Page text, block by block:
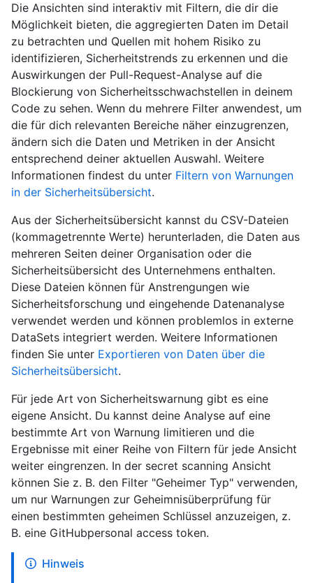
Die Ansichten sind interaktiv mit Filtern, die dir die
Möglichkeit bieten, die aggregierten Daten im Detail
zu betrachten und Quellen mit hohem Risiko zu
identifizieren, Sicherheitstrends zu erkennen und die
Auswirkungen der Pull-Request-Analyse auf die
Blockierung von Sicherheitsschwachstellen in deinem
Code zu sehen. Wenn du mehrere Filter anwendest, um
die für dich relevanten Bereiche näher einzugrenzen,
ändern sich die Daten und Metriken in der Ansicht
entsprechend deiner aktuellen Auswahl. Weitere
Informationen findest du unter Filtern von Warnungen
in der Sicherheitsübersicht.
Aus der Sicherheitsübersicht kannst du CSV-Dateien
(kommagetrennte Werte) herunterladen, die Daten aus
mehreren Seiten deiner Organisation oder die
Sicherheitsübersicht des Unternehmens enthalten.
Diese Dateien können für Anstrengungen wie
Sicherheitsforschung und eingehende Datenanalyse
verwendet werden und können problemlos in externe
DataSets integriert werden. Weitere Informationen
finden Sie unter Exportieren von Daten über die
Sicherheitsübersicht.
Für jede Art von Sicherheitswarnung gibt es eine
eigene Ansicht. Du kannst deine Analyse auf eine
bestimmte Art von Warnung limitieren und die
Ergebnisse mit einer Reihe von Filtern für jede Ansicht
weiter eingrenzen. In der secret scanning Ansicht
können Sie z. B. den Filter "Geheimer Typ" verwenden,
um nur Warnungen zur Geheimnisüberprüfung für
einen bestimmten geheimen Schlüssel anzuzeigen, z.
B. eine GitHubpersonal access token.
Hinweis